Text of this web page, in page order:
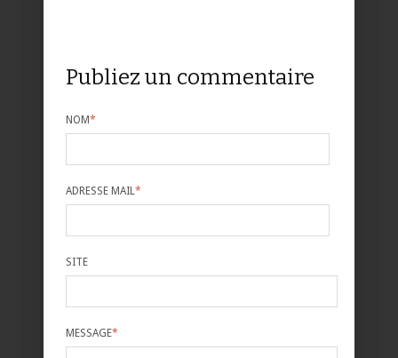
Publiez un commentaire
NOM*
ADRESSE MAIL*
SITE
MESSAGE*